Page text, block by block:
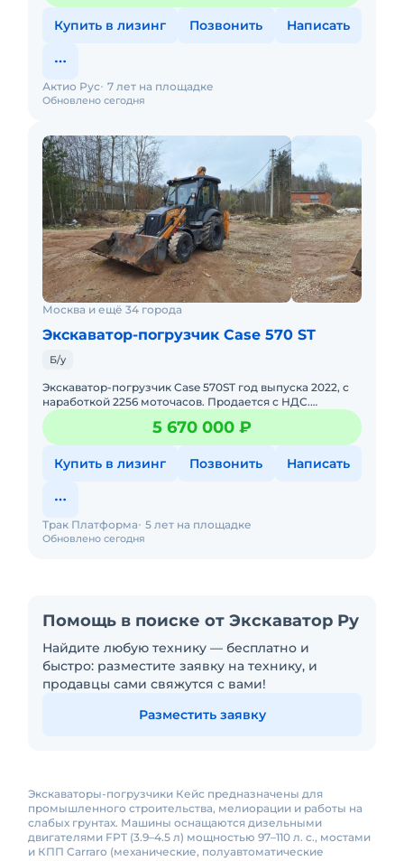
Купить в лизинг Позвонить Написать
Обновлено сегодня
Актио Рус 7 лет на площадке
Москва и ещё 34 города
Экскаватор-погрузчик Case 570 ST
Б/у
Экскаватор-погрузчик Case 570ST год выпуска 2022, с
наработкой 2256 моточасов. Продается с НДС.
Юридическая чистота сделки. Возможно оформить в
кредит/лизинг. Т
5 670 000 ₽
Купить в лизинг Позвонить Написать
Обновлено сегодня
Трак Платформа 5 лет на площадке
Помощь в поиске от Экскаватор Ру
Найдите любую технику — бесплатно и
быстро: разместите заявку на технику, и
продавцы сами свяжутся с вами!
Разместить заявку
Экскаваторы-погрузчики Кейс предназначены для
промышленного строительства, мелиорации и работы на
слабых грунтах. Машины оснащаются дизельными
двигателями FPT (3.9–4.5 л) мощностью 97–110 л. с., мостами
и КПП Carraro (механические, полуавтоматические